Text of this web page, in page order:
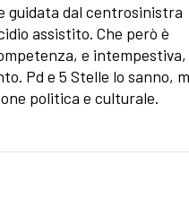
guidata dal centrosinistra
assistito. Che però è
e intempestiva,
Pd e 5 Stelle lo sanno,
politica e culturale.